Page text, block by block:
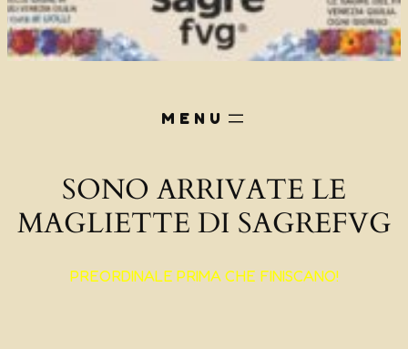
SONO ARRIVATE LE
MAGLIETTE DI SAGREFVG
PREORDINALE PRIMA CHE FINISCANO!